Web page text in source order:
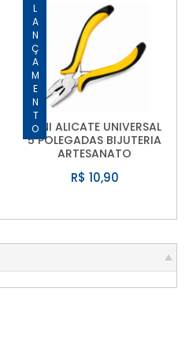
LANÇAMENTO
MINI ALICATE UNIVERSAL
5 POLEGADAS BIJUTERIA
ARTESANATO
R$ 10,90